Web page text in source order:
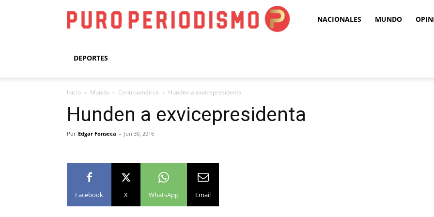
Puro NACIONALES MUNDO
DEPORTES
Inicio Mundo Centroamérica Hunden a exvicepresidenta
Hunden a exvicepresidenta
Por Edgar Fonseca - Jun 30, 2016
Facebook X WhatsApp Email